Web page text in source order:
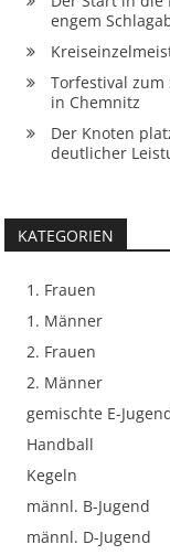
engem
Torfestival zum
in Chemnitz
Der Knoten
deutlicher
KATEGORIEN
1. Frauen
1. Männer
2. Frauen
2. Männer
gemischte E-
Handball
Kegeln
männl. B-Jugend
männl. D-Jugend